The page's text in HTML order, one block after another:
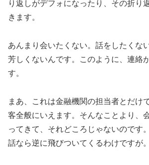
り返しがデフォになったり、その折り
きます。
あんまり会いたくない。話をしたくな
芳しくないんです。このように、連絡
す。
まあ、これは金融機関の担当者とだけ
客全般にいえます。そんなことより、
ってきて、それどころじゃないのです
話なら逆に飛びついてくるわけですが。